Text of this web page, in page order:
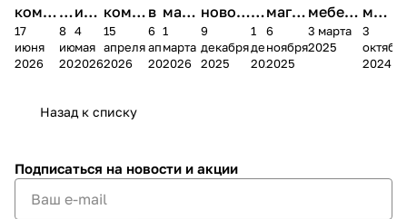
комп
ании
Мело
17
июня
2026
и
д
к
2
8
июня
2026
ия в
Чеб
окс
4
мая
2026
комп
ании
Мело
15
апреля
2026
в
М
А
6
апреля
2026
мага
зина
в
1
марта
2026
новог
о
магаз
9
декабря
2025
к
а
н
1
декабря
2025
магаз
ина в
г.
6
ноября
2025
мебель
ного
салона
3 марта
2025
меб
ели
пер
3
2024
Назад к списку
Подписаться на новости и акции